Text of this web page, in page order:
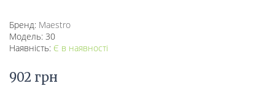
Бренд: Mаеstro
Модель: 30
Наявність: Є в наявності
902 грн